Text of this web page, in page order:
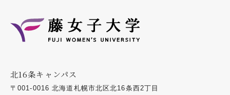
北16条キャンパス
〒001-0016 北海道札幌市北区北16条西2丁目